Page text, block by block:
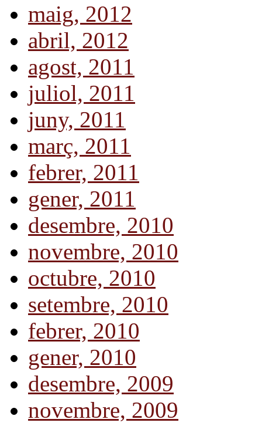
maig, 2012
abril, 2012
agost, 2011
juliol, 2011
juny, 2011
març, 2011
febrer, 2011
gener, 2011
desembre, 2010
novembre, 2010
octubre, 2010
setembre, 2010
febrer, 2010
gener, 2010
desembre, 2009
novembre, 2009